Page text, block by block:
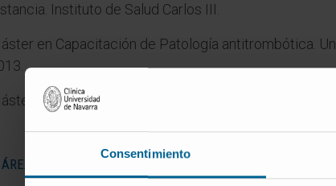
Consentimiento
Instituto de Salud Carlos III.
en Capacitación de Patología antitrombótica.
en Diabetes en la Práctica Clínica Diaria.
ÁREAS DE INVESTIGACIÓN